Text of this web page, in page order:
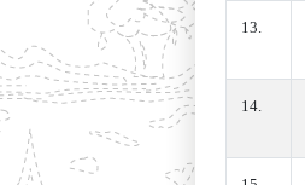
13.
14.